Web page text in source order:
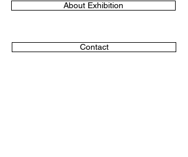
About Exhibition
Contact